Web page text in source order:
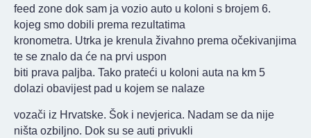
feed zone dok sam ja vozio auto u koloni s brojem 6.
kojeg smo dobili prema rezultatima
kronometra. Utrka je krenula živahno prema očekivanjima
te se znalo da će na prvi uspon
biti prava paljba. Tako prateći u koloni auta na km 5
dolazi obavijest pad u kojem se nalaze
vozači iz Hrvatske. Šok i nevjerica. Nadam se da nije
ništa ozbiljno. Dok su se auti privukli